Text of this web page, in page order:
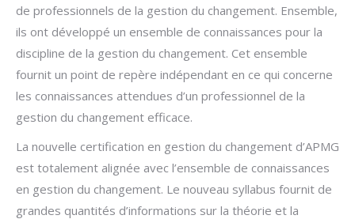
de professionnels de la gestion du changement. Ensemble,
ils ont développé un ensemble de connaissances pour la
discipline de la gestion du changement. Cet ensemble
fournit un point de repère indépendant en ce qui concerne
les connaissances attendues d’un professionnel de la
gestion du changement efficace.
La nouvelle certification en gestion du changement d’APMG
est totalement alignée avec l’ensemble de connaissances
en gestion du changement. Le nouveau syllabus fournit de
grandes quantités d’informations sur la théorie et la